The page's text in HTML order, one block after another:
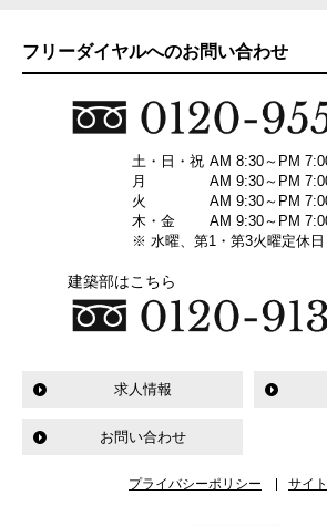
フリーダイヤルへのお問い合わせ
土・日・祝 AM 8:30～PM
月
AM 9:30～PM
火
AM 9:30～PM
木・金
AM 9:30～PM
※ 水曜、第1・第3火曜定休日
建築部はこちら
求人情報
お問い合わせ
プライバシーポリシー サイ